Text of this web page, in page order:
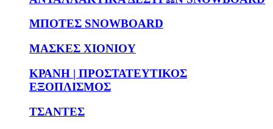
ΜΠΟΤΕΣ SNOWBOARD
ΜΑΣΚΕΣ ΧΙΟΝΙΟΥ
ΚΡΑΝΗ | ΠΡΟΣΤΑΤΕΥΤΙΚΟΣ
ΕΞΟΠΛΙΣΜΟΣ
ΤΣΑΝΤΕΣ